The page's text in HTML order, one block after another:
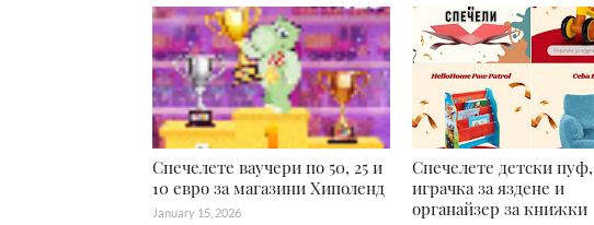
Спечелете ваучери по 50, 25 и
10 евро за магазини Хиполенд
January 15, 2026
Спечелете детски пуф,
играчка за яздене и
органайзер за книжки